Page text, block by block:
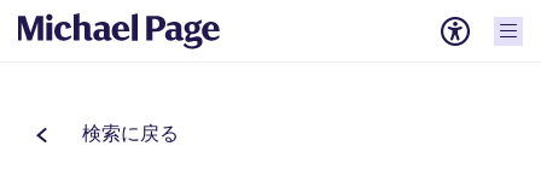
検索に戻る